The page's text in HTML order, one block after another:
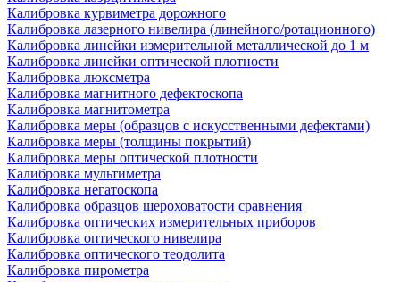
Калибровка курвиметра дорожного
Калибровка лазерного нивелира (линейного/ротационного)
Калибровка линейки измерительной металлической до 1 м
Калибровка линейки оптической плотности
Калибровка люксметра
Калибровка магнитного дефектоскопа
Калибровка магнитометра
Калибровка меры (образцов с искусственными дефектами)
Калибровка меры (толщины покрытий)
Калибровка меры оптической плотности
Калибровка мультиметра
Калибровка негатоскопа
Калибровка образцов шероховатости сравнения
Калибровка оптических измерительных приборов
Калибровка оптического нивелира
Калибровка оптического теодолита
Калибровка пирометра